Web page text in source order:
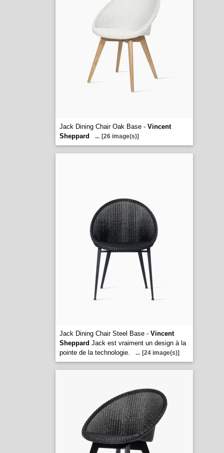
Jack Dining Chair Oak Base - Vincent
Sheppard
... [26 image(s)]
Jack Dining Chair Steel Base - Vincent
Sheppard Jack est vraiment un design à la
pointe de la technologie.
... [24 image(s)]